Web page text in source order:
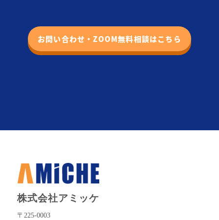
お問い合わせ・ZOOM無料相談はこちら
株式会社アミッケ
〒225-0003